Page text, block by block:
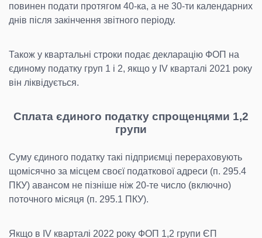
повинен подати протягом 40-ка, а не 30-ти календарних
днів після закінчення звітного періоду.
Також у квартальні строки подає декларацію ФОП на
єдиному податку груп 1 і 2, якщо у IV кварталі 2021 року
він ліквідується.
Сплата єдиного податку спрощенцями 1,2
групи
Суму єдиного податку такі підприємці перераховують
щомісячно за місцем своєї податкової адреси (п. 295.4
ПКУ) авансом не пізніше ніж 20-те число (включно)
поточного місяця (п. 295.1 ПКУ).
Якщо в IV кварталі 2022 року ФОП 1,2 групи ЄП